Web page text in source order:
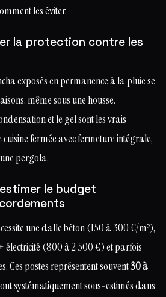
les éviter.
la protection contre les
exposés en permanence à la pluie se
même sous une housse.
et le gel sont les vrais
cuisine ferméeavec fermeture intégrale,
pergola.
le budget
une dalle béton (150 à 300 €/m²),
électricité (800 à 2 500 €) et parfois
Ces postes représentent souvent30 à
systématiquement sous-estimés dans